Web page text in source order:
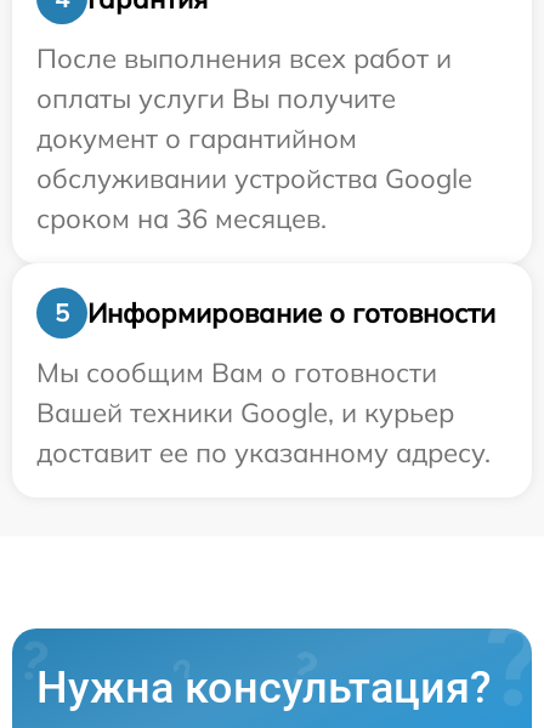
После выполнения всех работ и
оплаты услуги Вы получите
документ о гарантийном
обслуживании устройства Google
сроком на 36 месяцев.
5
Информирование о готовности
Мы сообщим Вам о готовности
Вашей техники Google, и курьер
доставит ее по указанному адресу.
Нужна консультация?